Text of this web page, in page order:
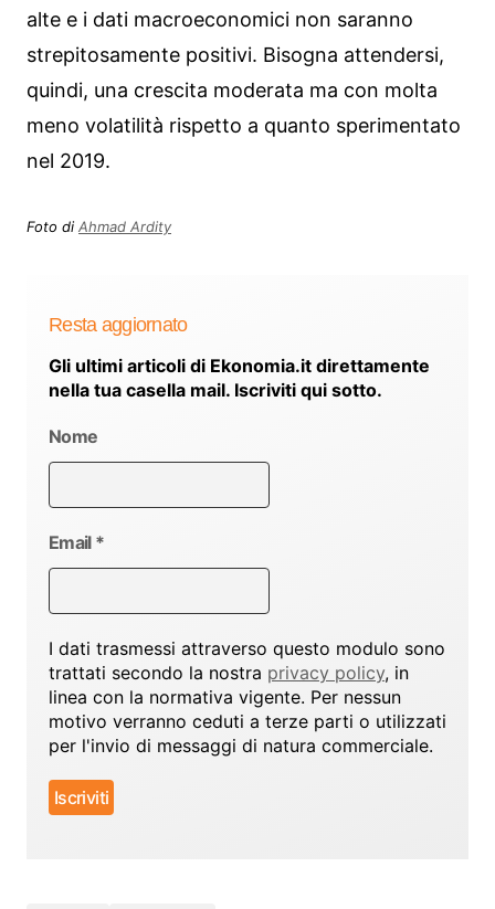
alte e i dati macroeconomici non saranno
strepitosamente positivi. Bisogna attendersi,
quindi, una crescita moderata ma con molta
meno volatilità rispetto a quanto sperimentato
nel 2019.
Foto di Ahmad Ardity
Resta aggiornato
Gli ultimi articoli di Ekonomia.it direttamente
nella tua casella mail. Iscriviti qui sotto.
Nome
Email *
I dati trasmessi attraverso questo modulo sono
trattati secondo la nostra privacy policy, in
linea con la normativa vigente. Per nessun
motivo verranno ceduti a terze parti o utilizzati
per l'invio di messaggi di natura commerciale.